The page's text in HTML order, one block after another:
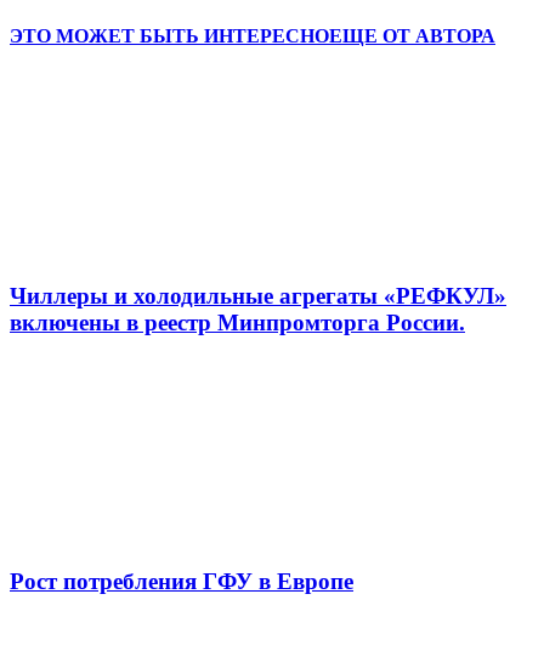
ЭТО МОЖЕТ БЫТЬ ИНТЕРЕСНОЕЩЕ ОТ АВТОРА
Чиллеры и холодильные агрегаты «РЕФКУЛ»
включены в реестр Минпромторга России.
Рост потребления ГФУ в Европе